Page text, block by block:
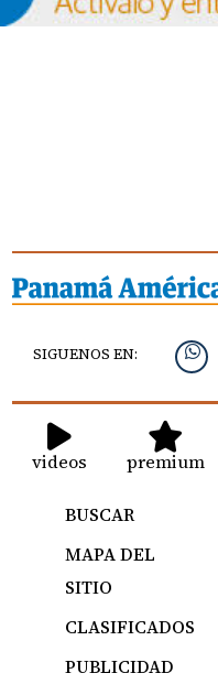
SIGUENOS EN:
videos premium
BUSCAR
MAPA DEL
SITIO
CLASIFICADOS
PUBLICIDAD